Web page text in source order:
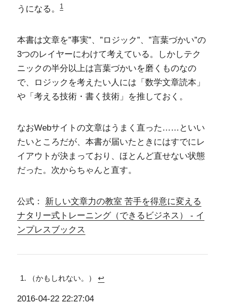
うになる。
1
本書は文章を”事実”、”ロジック”、”言葉づかい”の
3つのレイヤーにわけて考えている。しかしテク
ニックの半分以上は言葉づかいを磨くものなの
で、ロジックを考えたい人には「数学文章読本」
や「考える技術・書く技術」を推しておく。
なおWebサイトの文章はうまく直った……といい
たいところだが、本書が届いたときにはすでにレ
イアウトが決まっており、ほとんど直せない状態
だった。次からちゃんと直す。
公式： 新しい文章力の教室 苦手を得意に変える
ナタリー式トレーニング（できるビジネス） - イ
ンプレスブックス
（かもしれない。）↩
2016-04-22 22:27:04